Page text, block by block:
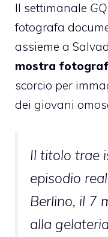
Il settimanale GQ
fotografa
assieme a
mostra
scorcio per
dei giovani
Il titolo trae
episodio
Berlino, il 7
alla